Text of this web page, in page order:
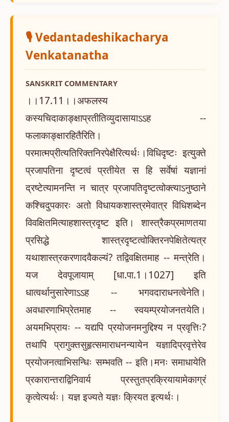
🎙️ Vedantadeshikacharya
Venkatanatha
SANSKRIT COMMENTARY
।।17.11।।अफलस्य
कस्यचिदाकाङ्क्षाप्रतीतिव्युदासायाऽऽह --
फलाकाङ्क्षारहितैरिति।
परमात्मप्रीत्यतिरिक्तनिरपेक्षैरित्यर्थः।विधिदृष्टः इत्युक्ते
प्रजापतिना दृष्टत्वं प्रतीयेत स हि सर्वेषां यज्ञानां
द्रष्टेत्यामनन्ति न चात्र प्रजापतिदृष्टत्वोक्त्याऽनुष्ठाने
कश्चिदुपकारः अतो विधायकशास्त्रमेवात्र विधिशब्देन
विवक्षितमित्याहशास्त्रदृष्ट इति। शास्त्रैकप्रमाणतया
प्रसिद्धे शास्त्रदृष्टत्वोक्तिरनपेक्षितेत्यत्र
यथाशास्त्रकरणादवैकल्यं? तद्विवक्षितमाह -- मन्त्रेति।
यज देवपूजायाम् [धा.पा.1।1027] इति
धात्वर्थानुसारेणाऽऽह -- भगवदाराधनत्वेनेति।
अवधारणाभिप्रेतमाह -- स्वयम्प्रयोजनतयेति।
अयमभिप्रायः -- यद्यपि प्रयोजनमनुद्दिश्य न प्रवृत्तिः?
तथापि प्रागुक्तसुहृत्समाराधनन्यायेन यज्ञादिप्रवृत्तेरेव
प्रयोजनत्वाभिसन्धिः सम्भवति -- इति।मनः समाधायेति
प्रकारान्तराद्विनिवार्य प्रस्तुतप्रक्रियायामेकाग्रं
कृत्वेत्यर्थः। यज्ञ इज्यते यज्ञः क्रियत इत्यर्थः।